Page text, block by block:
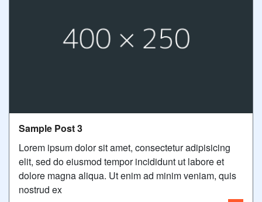
Sample Post 3
Lorem ipsum dolor sit amet, consectetur adipisicing
elit, sed do eiusmod tempor incididunt ut labore et
dolore magna aliqua. Ut enim ad minim veniam, quis
nostrud ex